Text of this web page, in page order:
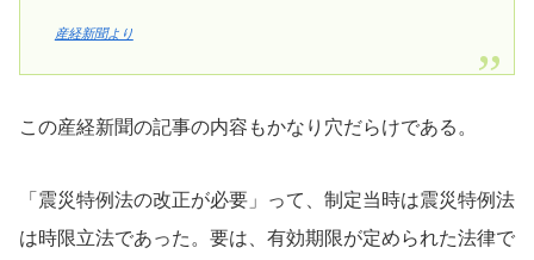
産経新聞より
この産経新聞の記事の内容もかなり穴だらけである。
「震災特例法の改正が必要」って、制定当時は震災特例法
は時限立法であった。要は、有効期限が定められた法律で